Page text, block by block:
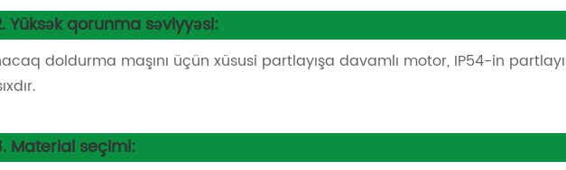
Yüksək qorunma səviyyəsi:
doldurma maşını üçün xüsusi partlayışa davamlı motor, IP54-in
Material seçimi: